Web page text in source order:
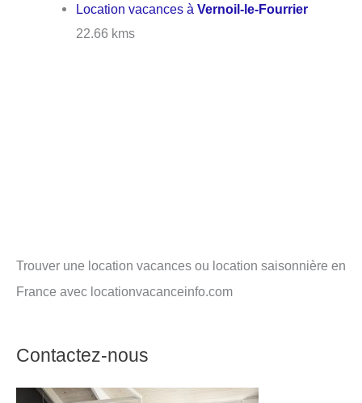
Location vacances àVernoil-le-Fourrier
22.66 kms
Trouver une location vacances ou location saisonnière en
France avec locationvacanceinfo.com
Contactez-nous